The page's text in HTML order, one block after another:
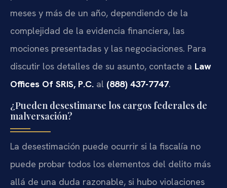
meses y más de un año, dependiendo de la
complejidad de la evidencia financiera, las
mociones presentadas y las negociaciones. Para
discutir los detalles de su asunto, contacte a Law
Offices Of SRIS, P.C. al (888) 437-7747.
¿Pueden desestimarse los cargos federales de
malversación?
La desestimación puede ocurrir si la fiscalía no
puede probar todos los elementos del delito más
allá de una duda razonable, si hubo violaciones